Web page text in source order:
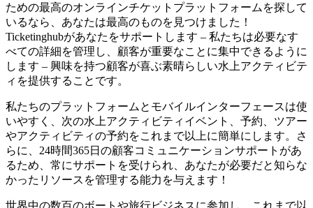
ための最高のオンラインチケットプラットフォームを探して
いるなら、あなたは最高のものを見つけました！
Ticketinghubがあなたをサポートします – 私たちは必要なす
べての詳細を管理し、顧客が重要なことに集中できるように
します – 興味を持つ顧客が喜ぶ素晴らしい水上アクティビテ
ィを提供することです。
私たちのプラットフォームとモバイルインターフェースは使
いやすく、次の水上アクティビティイベント、予約、ツアー
やアクティビティの予約をこれまで以上に簡単にします。さ
らに、24時間365日の顧客コミュニケーションサポートがあ
るため、常にサポートを受けられ、あなたが必要だと知らな
かったリソースを管理する能力を与えます！